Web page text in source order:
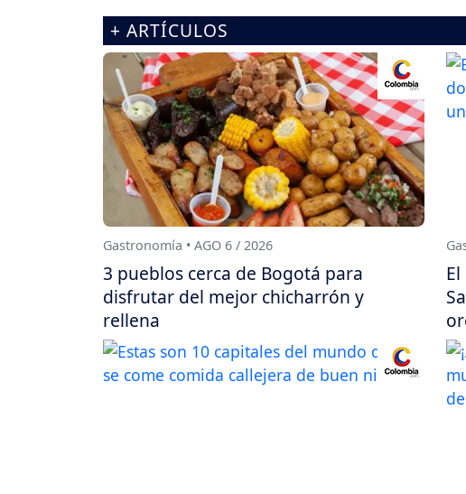
+ ARTÍCULOS
Gastronomía • AGO 6 / 2026
3 pueblos cerca de Bogotá para
disfrutar del mejor chicharrón y
rellena